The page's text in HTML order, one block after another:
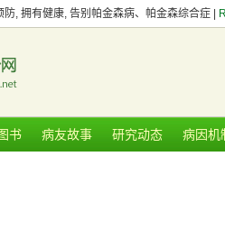
防, 拥有健康, 告别帕金森病、帕金森综合症 |
书 病友故事 研究动态 病因机